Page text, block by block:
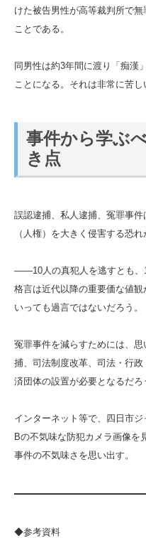
けた被告男性が高等裁判所で
ことである。
同男性は約3年間に渡り「痴漢
ことになる。それは非常に苦し
事件から学ぶ
き点
誤認逮捕、私人逮捕、冤罪事
（人権）を大きく侵害する恐れ
――10人の真犯人を逃すとも
格言は近代以降の重要価な値
いっても過言ではないだろう。
冤罪事件を減らすためには、
捕、司法制度改革、司法・行
済団体の設置が必要となるだろ
インターネット等で、四日市
Bの不気味な防犯カメラ画像を
事件の不気味さを思い出す。
◆参考資料